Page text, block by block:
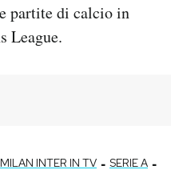
partite di calcio in
League.
MILAN INTER IN TV - SERIE A -